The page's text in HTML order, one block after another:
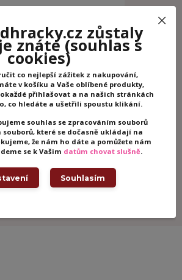
/ks
Skladem -
odesíláme ihned
Přidat do košíku
120 Kč
zůstaly
znáte(souhlas s
cookies)
co nejlepší zážitek z nakupování,
v košíku a Vaše oblíbené produkty,
přihlašovat a na našich stránkách
co hledáte a ušetřili spoustu klikání.
souhlas se zpracováním souborů
souborů, které se dočasně ukládají na
že nám ho dáte a pomůžete nám
se k Vašim datům chovat slušně.
Souhlasím